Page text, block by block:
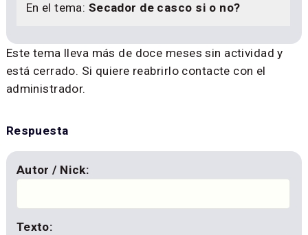
En el tema: Secador de casco si o no?
Este tema lleva más de doce meses sin actividad y
está cerrado. Si quiere reabrirlo contacte con el
administrador.
Respuesta
Autor / Nick:
Texto: